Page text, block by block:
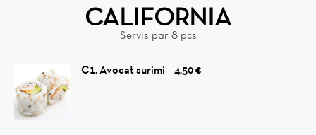
CALIFORNIA
Servis par 8 pcs
C1. Avocat surimi 4,50 €